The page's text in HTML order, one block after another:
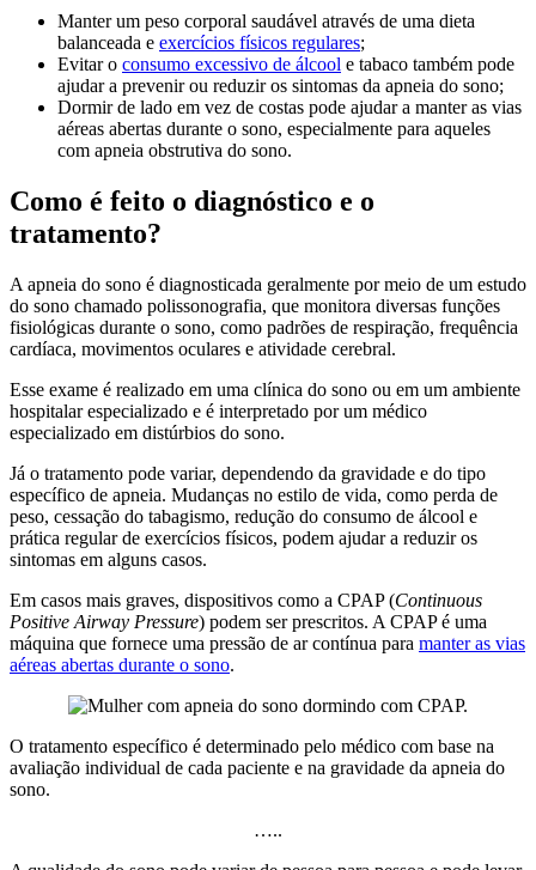
Manter um peso corporal saudável através de uma dieta
balanceada e exercícios físicos regulares;
Evitar o consumo excessivo de álcool e tabaco também pode
ajudar a prevenir ou reduzir os sintomas da apneia do sono;
Dormir de lado em vez de costas pode ajudar a manter as vias
aéreas abertas durante o sono, especialmente para aqueles
com apneia obstrutiva do sono.
Como é feito o diagnóstico e o
tratamento?
A apneia do sono é diagnosticada geralmente por meio de um estudo
do sono chamado polissonografia, que monitora diversas funções
fisiológicas durante o sono, como padrões de respiração, frequência
cardíaca, movimentos oculares e atividade cerebral.
Esse exame é realizado em uma clínica do sono ou em um ambiente
hospitalar especializado e é interpretado por um médico
especializado em distúrbios do sono.
Já o tratamento pode variar, dependendo da gravidade e do tipo
específico de apneia. Mudanças no estilo de vida, como perda de
peso, cessação do tabagismo, redução do consumo de álcool e
prática regular de exercícios físicos, podem ajudar a reduzir os
sintomas em alguns casos.
Em casos mais graves, dispositivos como a CPAP (Continuous
Positive Airway Pressure) podem ser prescritos. A CPAP é uma
máquina que fornece uma pressão de ar contínua para manter as vias
aéreas abertas durante o sono.
O tratamento específico é determinado pelo médico com base na
avaliação individual de cada paciente e na gravidade da apneia do
sono.
…..